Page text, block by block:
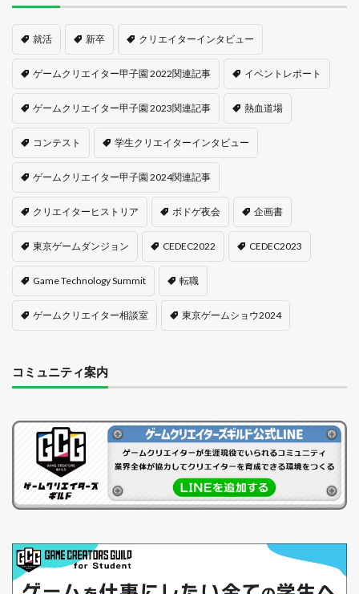
就活 新卒 クリエイターインタビュー
ゲームクリエイター甲子園 2022関連記事 イベントレポート
ゲームクリエイター甲子園 2023関連記事 熱血道場
コンテスト 学生クリエイターインタビュー
ゲームクリエイター甲子園 2024関連記事
クリエイターヒストリア ボドゲ夜会 企画書
東京ゲームダンジョン CEDEC2022 CEDEC2023
Game Technology Summit 転職
ゲームクリエイター相談室 東京ゲームショウ2024
コミュニティ案内